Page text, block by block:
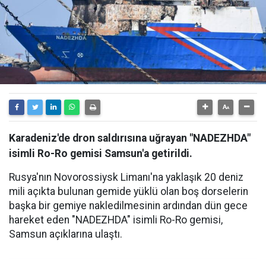
Karadeniz'de dron saldırısına uğrayan "NADEZHDA"
isimli Ro-Ro gemisi Samsun'a getirildi.
Rusya'nın Novorossiysk Limanı'na yaklaşık 20 deniz
mili açıkta bulunan gemide yüklü olan boş dorselerin
başka bir gemiye nakledilmesinin ardından dün gece
hareket eden "NADEZHDA" isimli Ro-Ro gemisi,
Samsun açıklarına ulaştı.